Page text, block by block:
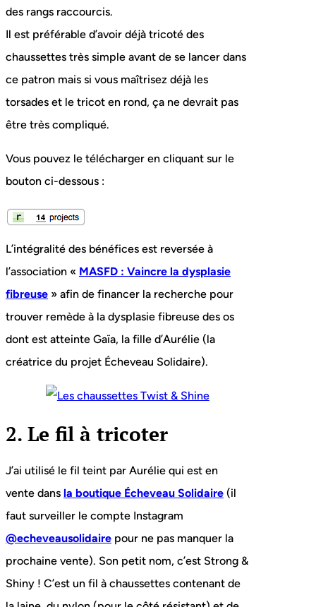
des rangs raccourcis.
Il est préférable d’avoir déjà tricoté des
chaussettes très simple avant de se lancer dans
ce patron mais si vous maîtrisez déjà les
torsades et le tricot en rond, ça ne devrait pas
être très compliqué.
Vous pouvez le télécharger en cliquant sur le
bouton ci-dessous :
L’intégralité des bénéfices est reversée à
l’association « MASFD : Vaincre la dysplasie
fibreuse » afin de financer la recherche pour
trouver remède à la dysplasie fibreuse des os
dont est atteinte Gaïa, la fille d’Aurélie (la
créatrice du projet Écheveau Solidaire).
2. Le fil à tricoter
J’ai utilisé le fil teint par Aurélie qui est en
vente dans la boutique Écheveau Solidaire (il
faut surveiller le compte Instagram
@echeveausolidaire pour ne pas manquer la
prochaine vente). Son petit nom, c’est Strong &
Shiny ! C’est un fil à chaussettes contenant de